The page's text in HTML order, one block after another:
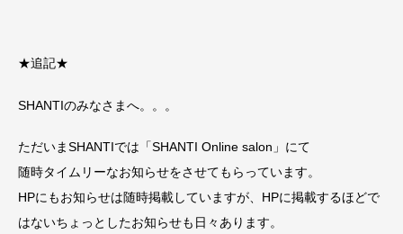
★追記★
SHANTIのみなさまへ。。。
ただいまSHANTIでは「SHANTI Online salon」にて
随時タイムリーなお知らせをさせてもらっています。
HPにもお知らせは随時掲載していますが、HPに掲載するほどで
はないちょっとしたお知らせも日々あります。